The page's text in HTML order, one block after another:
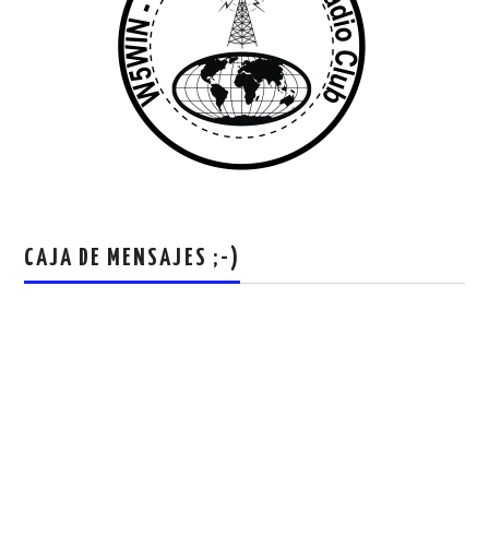
CAJA DE MENSAJES ;-)